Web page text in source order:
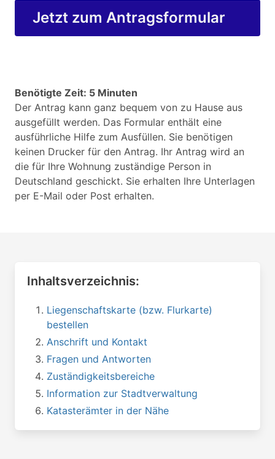
Jetzt zum Antragsformular
Benötigte Zeit: 5 Minuten
Der Antrag kann ganz bequem von zu Hause aus
ausgefüllt werden. Das Formular enthält eine
ausführliche Hilfe zum Ausfüllen. Sie benötigen
keinen Drucker für den Antrag. Ihr Antrag wird an
die für Ihre Wohnung zuständige Person in
Deutschland geschickt. Sie erhalten Ihre Unterlagen
per E-Mail oder Post erhalten.
Inhaltsverzeichnis:
Liegenschaftskarte (bzw. Flurkarte)
bestellen
Anschrift und Kontakt
Fragen und Antworten
Zuständigkeitsbereiche
Information zur Stadtverwaltung
Katasterämter in der Nähe